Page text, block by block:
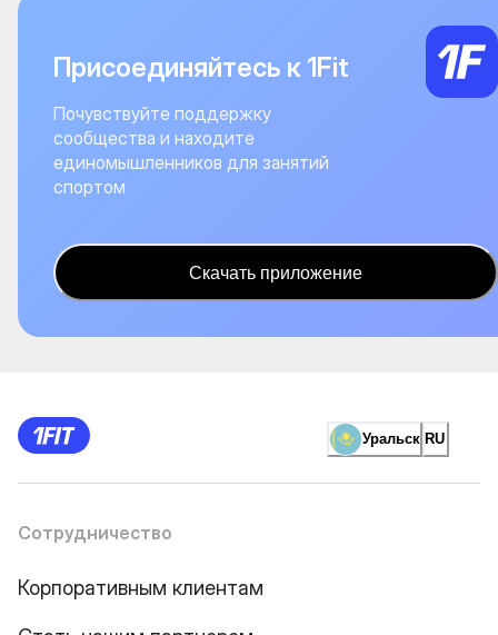
Присоединяйтесь к 1Fit
Почувствуйте поддержку
сообщества и находите
единомышленников для занятий
спортом
Скачать приложение
Уральск RU
Сотрудничество
Корпоративным клиентам